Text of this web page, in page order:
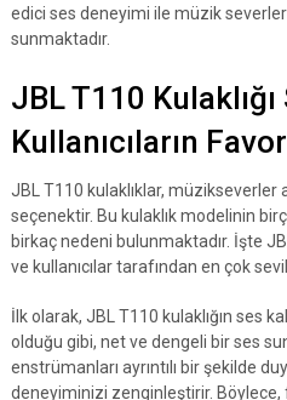
edici ses deneyimi ile müzik
sunmaktadır.
JBL T110
Kullanıcıların
JBL T110 kulaklıklar, müzikseverler
seçenektir. Bu kulaklık modelinin
birkaç nedeni bulunmaktadır. İşte
ve kullanıcılar tarafından en çok
İlk olarak, JBL T110 kulaklığın ses
olduğu gibi, net ve dengeli bir ses
enstrümanları ayrıntılı bir şekilde
deneyiminizi zenginleştirir. Böylece,